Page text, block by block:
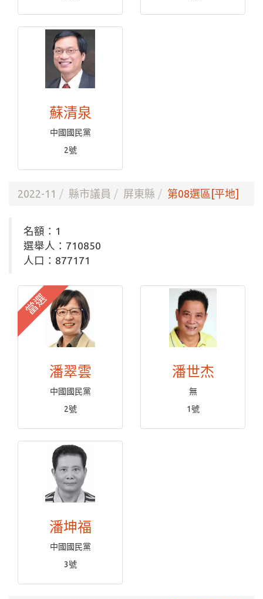
蘇清泉
中國國民黨
2號
2022-11 縣市議員 屏東縣 第08選區[平地]
名額：1
選舉人：710850
人口：877171
當選
潘翠雲
中國國民黨
2號
潘世杰
無
1號
潘坤福
中國國民黨
3號